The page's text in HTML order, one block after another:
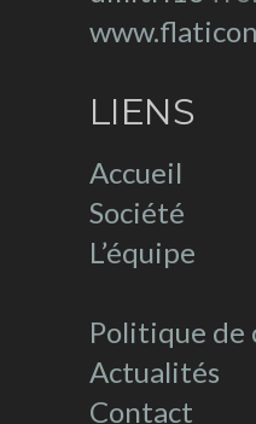
LIENS
Accueil
Société
L’équipe
Politique
Actualités
Contact